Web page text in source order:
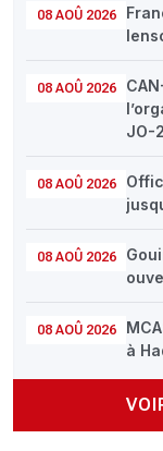
08 AOÛ 2026
08 AOÛ 2026
JO-
08 AOÛ 2026
08 AOÛ 2026
08 AOÛ 2026
à